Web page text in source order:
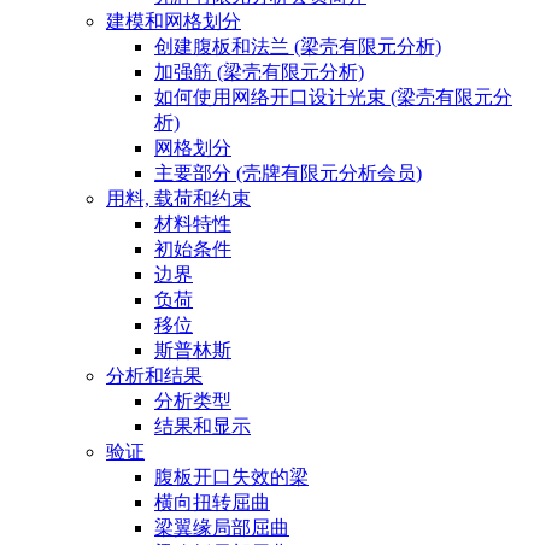
建模和网格划分
创建腹板和法兰 (梁壳有限元分析)
加强筋 (梁壳有限元分析)
如何使用网络开口设计光束 (梁壳有限元分
析)
网格划分
主要部分 (壳牌有限元分析会员)
用料, 载荷和约束
材料特性
初始条件
边界
负荷
移位
斯普林斯
分析和结果
分析类型
结果和显示
验证
腹板开口失效的梁
横向扭转屈曲
梁翼缘局部屈曲